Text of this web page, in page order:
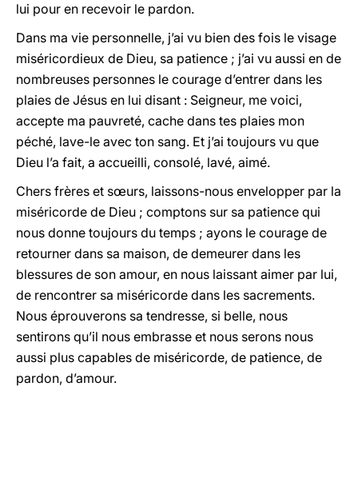
lui pour en recevoir le pardon.
Dans ma vie personnelle, j’ai vu bien des fois le visage
miséricordieux de Dieu, sa patience ; j’ai vu aussi en de
nombreuses personnes le courage d’entrer dans les
plaies de Jésus en lui disant : Seigneur, me voici,
accepte ma pauvreté, cache dans tes plaies mon
péché, lave-le avec ton sang. Et j’ai toujours vu que
Dieu l’a fait, a accueilli, consolé, lavé, aimé.
Chers frères et sœurs, laissons-nous envelopper par la
miséricorde de Dieu ; comptons sur sa patience qui
nous donne toujours du temps ; ayons le courage de
retourner dans sa maison, de demeurer dans les
blessures de son amour, en nous laissant aimer par lui,
de rencontrer sa miséricorde dans les sacrements.
Nous éprouverons sa tendresse, si belle, nous
sentirons qu’il nous embrasse et nous serons nous
aussi plus capables de miséricorde, de patience, de
pardon, d’amour.